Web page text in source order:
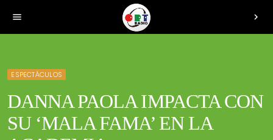
menu chevron_right
ESPECTÁCULOS
DANNA PAOLA IMPACTA CON
SU ‘MALA FAMA’ EN LA